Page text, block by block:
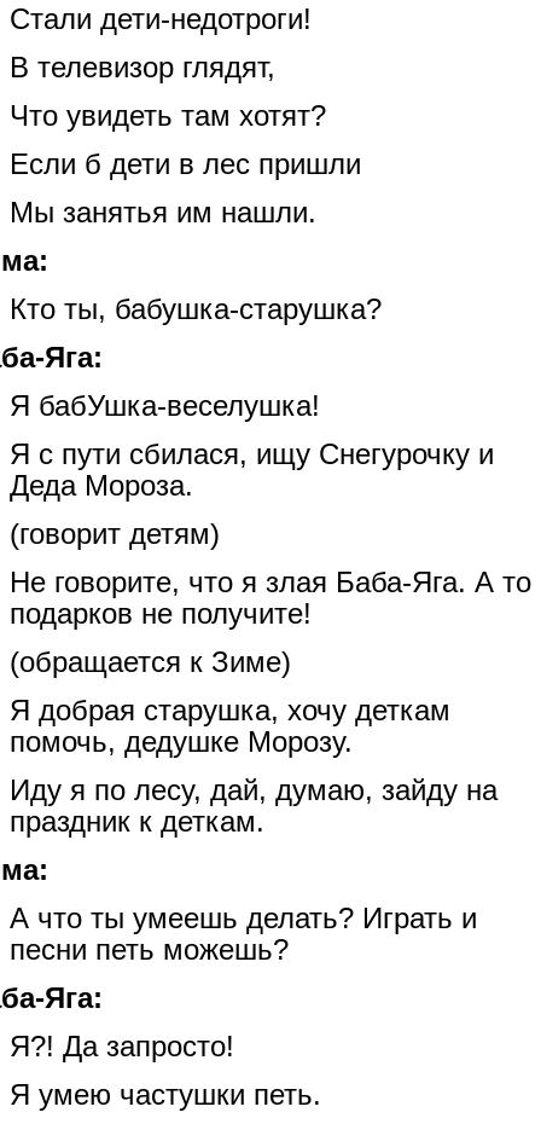
Стали дети-недотроги!
В телевизор глядят,
Что увидеть там хотят?
Если б дети в лес пришли
Мы занятья им нашли.
Кто ты, бабушка-старушка?
Яга:
Я бабУшка-веселушка!
Я с пути сбилася, ищу Снегурочку и
Деда Мороза.
(говорит детям)
Не говорите, что я злая Баба-Яга. А то
подарков не получите!
(обращается к Зиме)
Я добрая старушка, хочу деткам
помочь, дедушке Морозу.
Иду я по лесу, дай, думаю, зайду на
праздник к деткам.
А что ты умеешь делать? Играть и
песни петь можешь?
Яга:
Я?! Да запросто!
Я умею частушки петь.